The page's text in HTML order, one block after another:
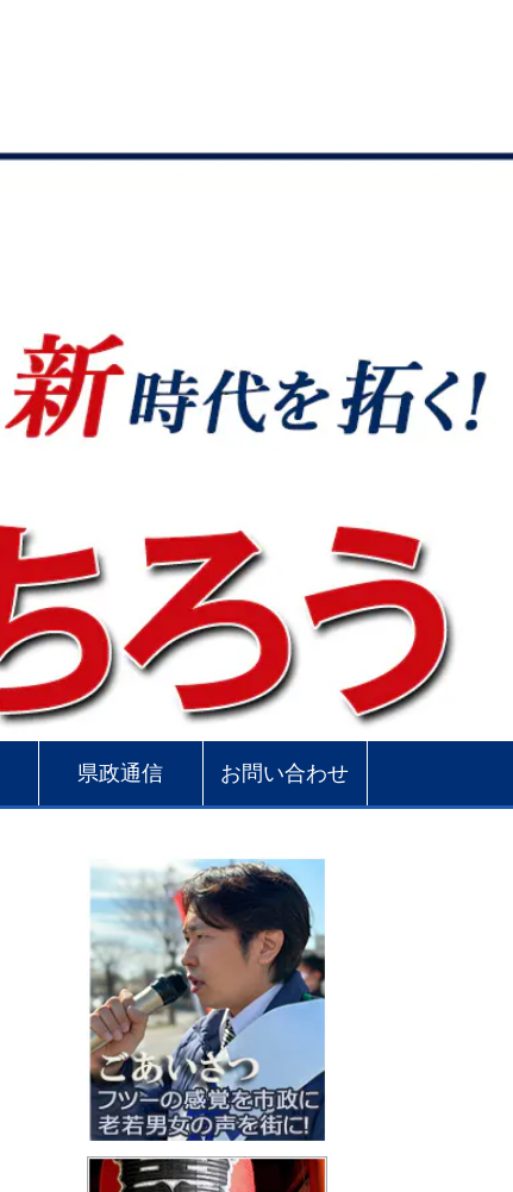
県政通信 お問い合わせ